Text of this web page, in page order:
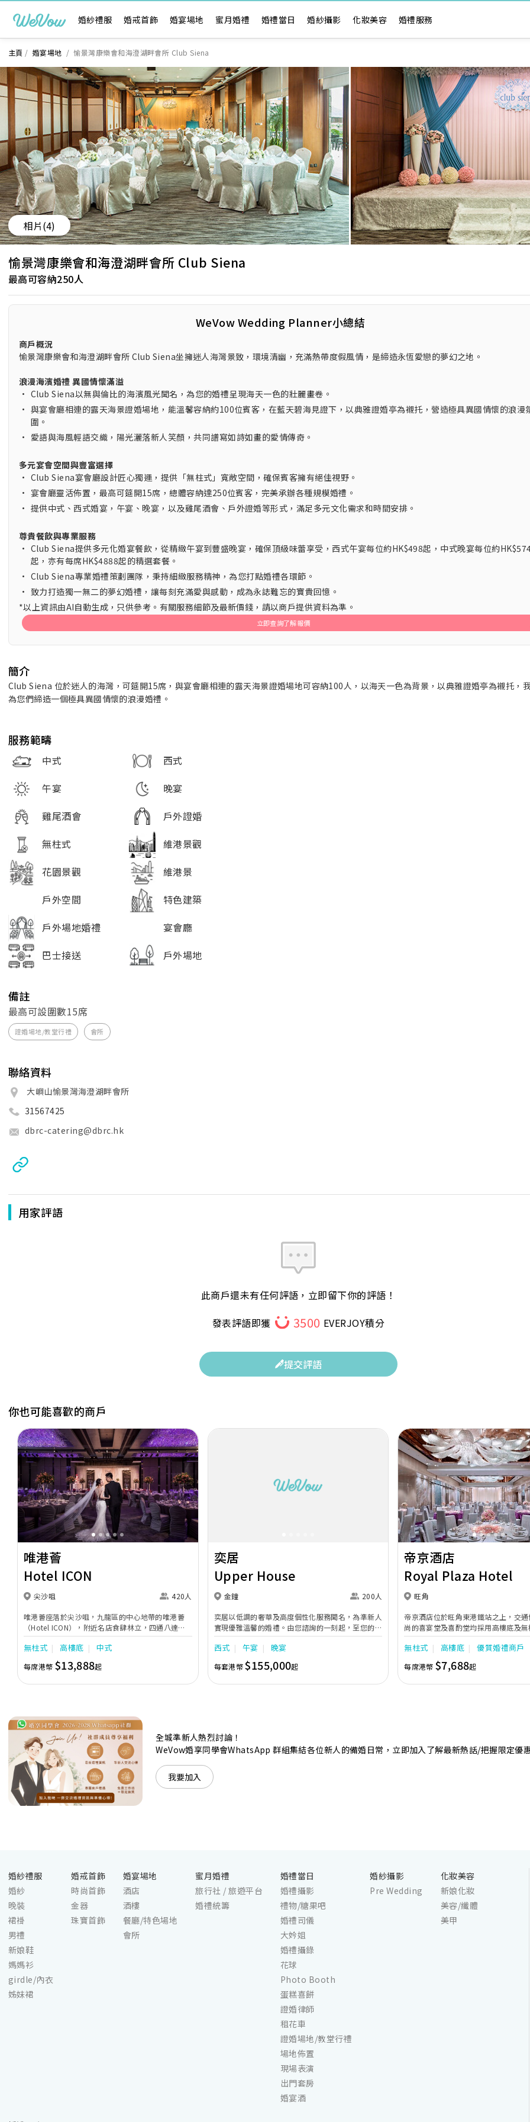
婚紗禮服 婚戒首飾 婚宴場地 蜜月婚禮 婚禮當日 婚紗攝影 化妝美容 婚禮服務
主頁 / 婚宴場地 /愉景灣康樂會和海澄湖畔會所 Club Siena
相片(4)
愉景灣康樂會和海澄湖畔會所 Club Siena
最高可容納250人
WeVow Wedding Planner小總結
商戶概況
愉景灣康樂會和海澄湖畔會所 Club Siena坐擁迷人海灣景致，環境清幽，充滿熱帶度假風情，是締造永恆愛戀的夢幻之地。
浪漫海濱婚禮 異國情懷滿溢
• Club Siena以無與倫比的海濱風光聞名，為您的婚禮呈現海天一色的壯麗畫卷。
• 與宴會廳相連的露天海景證婚場地，能溫馨容納約100位賓客，在藍天碧海見證下，以典雅證婚亭為襯托，營造極具異國情懷的浪漫
圍。
• 愛語與海風輕語交織，陽光灑落新人笑顏，共同譜寫如詩如畫的愛情傳奇。
多元宴會空間與豐富選擇
• Club Siena宴會廳設計匠心獨運，提供「無柱式」寬敞空間，確保賓客擁有絕佳視野。
• 宴會廳靈活佈置，最高可筵開15席，總體容納達250位賓客，完美承辦各種規模婚禮。
• 提供中式、西式婚宴，午宴、晚宴，以及雞尾酒會、戶外證婚等形式，滿足多元文化需求和時間安排。
尊貴餐飲與專業服務
• Club Siena提供多元化婚宴餐飲，從精緻午宴到豐盛晚宴，確保頂級味蕾享受，西式午宴每位約HK$498起，中式晚宴每位約
起，亦有每席HK$4888起的精選套餐。
• Club Siena專業婚禮策劃團隊，秉持細緻服務精神，為您打點婚禮各環節。
• 致力打造獨一無二的夢幻婚禮，讓每刻充滿愛與感動，成為永誌難忘的寶貴回憶。
*以上資訊由AI自動生成，只供參考。有關服務細節及最新價錢，請以商戶提供資料為準。
立即查詢了解報價
簡介
Club Siena 位於迷人的海灣，可筵開15席，與宴會廳相連的露天海景證婚場地可容納100人，以海天一色為背景，以典雅證婚亭為襯托，
為您們締造一個極具異國情懷的浪漫婚禮。
服務範疇
中式
西式
午宴
晚宴
雞尾酒會
戶外證婚
無柱式
維港景觀
花園景觀
維港景
戶外空間
特色建築
戶外場地婚禮
宴會廳
巴士接送
戶外場地
備註
最高可設圍數15席
證婚場地/教堂行禮 會所
聯絡資料
大嶼山愉景灣海澄湖畔會所
31567425
dbrc-catering@dbrc.hk
用家評語
此商戶還未有任何評語，立即留下你的評語！
發表評語即獲
3500 EVERJOY積分
提交評語
你也可能喜歡的商戶
Previous Next
唯港薈
Hotel ICON
尖沙咀 420人
唯港薈座落於尖沙咀，九龍區的中心地帶的唯港薈
（Hotel ICON），附近名店食肆林立，四通八達，
充分展現繁華鬧巿中的活力個性，成為一眾準新人舉
辦婚宴的熱門之選。專業團隊由策劃統籌至所有婚宴
每個細節，唯港薈都力臻完美，保證讓您留下獨特的
醉人回憶。 擁有時尚高樓頂的Silverbox宴會廳，配
置了全套先進的視聽影音及燈光設備配套，並採用極
力氛圍的自助餐﹔唯港薈（Hotel ICON），多個風
格各異的婚宴場地，都完美切合各準新人的個性及預
算﹔保證為您打造夢寐以求的特別日子，令賓客永誌
難忘！
無柱式 高樓底 中式
每席港幣 $13,888起
奕居
Upper House
金鐘 200人
奕居以低調的奢華及高度個性化服務聞名，為準新人
實現優雅溫馨的婚禮。由您諮詢的一刻起，至您的大
日子，我們的專業團隊會為您攜手實現夢想婚禮。
西式 午宴 晚宴
每套港幣$155,000起
Previous
帝京酒店
Royal Plaza Hotel
旺角
帝京酒店位於旺角東港鐵站之上，交
尚的喜宴堂及喜酌堂均採用高樓底及無
境寬敞，且備有LED幕牆、燈光及影音
最多可筵開40席，更配有水晶吊燈，適
婚禮。另外，空中花園深心薈是毛孩友
飽覽獅子山景致，適合舉行戶外婚禮或
店專業的宴會團隊提供貼心服務，讓
無柱式 高樓底 優質婚禮商戶
每席港幣$7,688起
全城準新人熱烈討論！
WeVow婚享同學會WhatsApp 群組集結各位新人的備婚日常，立即加入了解最新熱話/把握限定優惠
我要加入
婚紗禮服
婚紗
晚裝
裙褂
男禮
新娘鞋
媽媽衫
girdle/內衣
姊妹裙
婚戒首飾
時尚首飾
金器
珠寶首飾
婚宴場地
酒店
酒樓
餐廳/特色場地
會所
蜜月婚禮
旅行社 / 旅遊平台
婚禮統籌
婚禮當日
婚禮攝影
禮物/糖果吧
婚禮司儀
大妗姐
婚禮攝錄
花球
Photo Booth
蛋糕喜餅
證婚律師
租花車
證婚場地/教堂行禮
場地佈置
現場表演
出門套房
婚宴酒
婚紗攝影
Pre Wedding
化妝美容
新娘化妝
美容/纖體
美甲